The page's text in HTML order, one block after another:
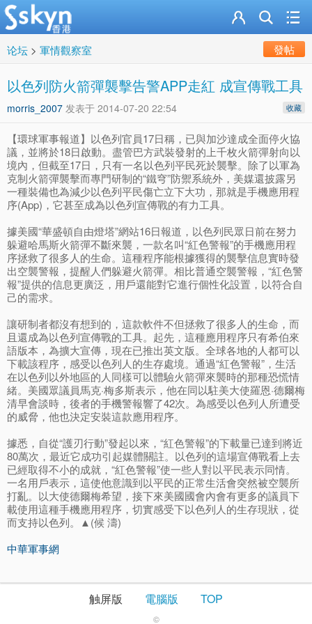
论坛 > 軍情觀察室 發帖
以色列防火箭彈襲擊告警APP走紅 成宣傳戰工具
收藏
morris_2007 发表于 2014-07-20 22:54
【環球軍事報道】以色列官員17日稱，已與加沙達成全面停火協
議，並將於18日啟動。盡管巴方武裝發射的上千枚火箭彈射向以
境內，但截至17日，只有一名以色列平民死於襲擊。除了以軍為
克制火箭彈襲擊而專門研制的“鐵穹”防禦系統外，美媒還披露另
一種裝備也為減少以色列平民傷亡立下大功，那就是手機應用程
序(App)，它甚至成為以色列宣傳戰的有力工具。
據美國“華盛頓自由燈塔”網站16日報道，以色列民眾日前在努力
躲避哈馬斯火箭彈不斷來襲，一款名叫“紅色警報”的手機應用程
序拯救了很多人的生命。這種程序能根據獲得的襲擊信息實時發
出空襲警報，提醒人們躲避火箭彈。相比普通空襲警報，“紅色警
報”提供的信息更廣泛，用戶還能對它進行個性化設置，以符合自
己的需求。
讓研制者都沒有想到的，這款軟件不但拯救了很多人的生命，而
且還成為以色列宣傳戰的工具。起先，這種應用程序只有希伯來
語版本，為擴大宣傳，現在已推出英文版。全球各地的人都可以
下載該程序，感受以色列人的生存處境。通過“紅色警報”，生活
在以色列以外地區的人同樣可以體驗火箭彈來襲時的那種恐慌情
緒。美國眾議員馬克·梅多斯表示，他在同以駐美大使羅恩·德爾梅
清早會談時，後者的手機警報響了42次。為感受以色列人所遭受
的威脅，他也決定安裝這款應用程序。
據悉，自從“護刃行動”發起以來，“紅色警報”的下載量已達到將近
80萬次，最近它成功引起媒體關註。以色列的這場宣傳戰看上去
已經取得不小的成就，“紅色警報”使一些人對以平民表示同情。
一名用戶表示，這使他意識到以平民的正常生活會突然被空襲所
打亂。以大使德爾梅希望，接下來美國國會內會有更多的議員下
載使用這種手機應用程序，切實感受下以色列人的生存現狀，從
而支持以色列。▲(候 濤)
中華軍事網
触屏版 電腦版 TOP
©